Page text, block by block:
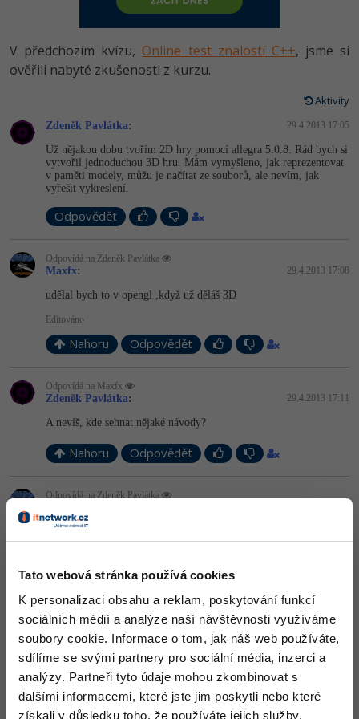
Tato webová stránka používá cookies
K personalizaci obsahu a reklam, poskytování funkcí
sociálních médií a analýze naší návštěvnosti využíváme
soubory cookie. Informace o tom, jak náš web používáte,
sdílíme se svými partnery pro sociální média, inzerci a
analýzy. Partneři tyto údaje mohou zkombinovat s
dalšími informacemi, které jste jim poskytli nebo které
získali v důsledku toho, že používáte jejich služby.
HTML5, CSS3, Bootstrap, SEO
SQL a databáze
UML a návrhové vzory
React
Spring
ASP.NET MVC
Django
Best practices
PHP
JavaScript
HTML / CSS
UML a návrhové vzory
MySQL/MariaDB
MS-SQL
SQLite
Vývojář mobilních aplikací
Specialista na AI a bigdata
Webdesigner
Tester
Systémový administrátor
Databázový analytik
Copywriter
WordPress specialista
SEO specialista
-80%
JavaScript -80%
C++ -80%
Swift -80%
-80%
SQL
Návrh SW -80%
Algoritmy -41%
Umělá inteligence (AI) -10%
Pro děti
Fórum
Testování softwaru
Datová analýza
Digitální gramotnost
Kurzy designu
HTML/CSS -80%
Photoshop -80%
Příběhy absolventů
Blog
V předchozím kvízu, Online test znalostí C++, jsme si
ověřili nabyté zkušenosti z kurzu.
Aktivity
Zdeněk Pavlátka: 29.4.2013 17:05
Už nějakou dobu tvořím 2D hry pomocí allegra 5.0.8. Rád bych si
vytvořil jednoduchou 3D hru. Mám vymyšleno, jak reprezentovat
v paměti modely, můžu je načítat ze souborů, ale nevím, jak
vyřešit vykreslení.
Odpovědět
Odpovídá na Zdeněk Pavlátka
Maxfx: 29.4.2013 17:08
udělal bych to v opengl ,když už děláš 3D
Editováno
Nahoru Odpovědět
Odpovídá na Maxfx
Zdeněk Pavlátka: 29.4.2013 17:11
A nevíš, kde sehnat nějaké návody?
Nahoru Odpovědět
Odpovídá na Zdeněk Pavlátka
Odpovídá na Zdeněk Pavlátka
Maxfx : 29.4.2013 17:13
je to trochu těžší než allegro ale allegro tě omezuje
Nahoru Odpovědět